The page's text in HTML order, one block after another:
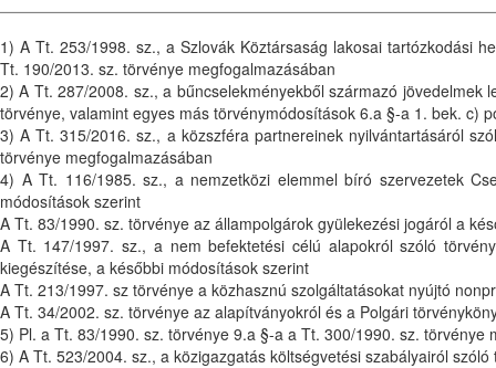
1) A Tt. 253/1998. sz., a Szlovák Köztársaság lakosai tartózkodási
Tt. 190/2013. sz. törvénye megfogalmazásában
2) A Tt. 287/2008. sz., a bűncselekményekből származó
törvénye, valamint egyes más törvénymódosítások 6.a §-a 1. bek. c)
3) A Tt. 315/2016. sz., a közszféra partnereinek nyilvántartásáról
törvénye megfogalmazásában
4) A Tt. 116/1985. sz., a nemzetközi elemmel bíró szervezetek
módosítások szerint
A Tt. 83/1990. sz. törvénye az állampolgárok gyülekezési jogáról a
A Tt. 147/1997. sz., a nem befektetési célú alapokról szóló
kiegészítése, a későbbi módosítások szerint
A Tt. 213/1997. sz törvénye a közhasznú szolgáltatásokat nyújtó
A Tt. 34/2002. sz. törvénye az alapítványokról és a Polgári
5) Pl. a Tt. 83/1990. sz. törvénye 9.a §-a a Tt. 300/1990. sz. törvénye
6) A Tt. 523/2004. sz., a közigazgatás költségvetési szabályairól